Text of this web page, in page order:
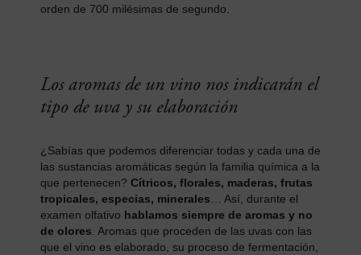
orden de 700 milésimas de segundo.
Los aromas de un vino nos indicarán el
tipo de uva y su elaboración
¿Sabías que podemos diferenciar todas y cada una de
las sustancias aromáticas según la familia química a la
que pertenecen? Cítricos, florales, maderas, frutas
tropicales, especias, minerales … Así, durante el
examen olfativo hablamos siempre de aromas y no
de olores . Aromas que proceden de las uvas con las
que el vino es elaborado, su proceso de fermentación,